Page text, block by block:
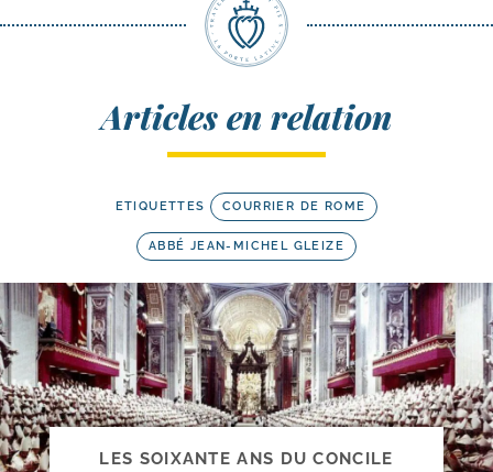
Articles en relation
ETIQUETTES COURRIER DE ROME
ABBÉ JEAN-MICHEL GLEIZE
LES SOIXANTE ANS DU CONCILE